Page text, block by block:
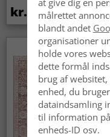
kr.439
at give dig en
målrettet
blandt andet
organisationer
holde vores
dette formål
brug af
enhed, du
dataindsamling
til information
enheds-ID osv.